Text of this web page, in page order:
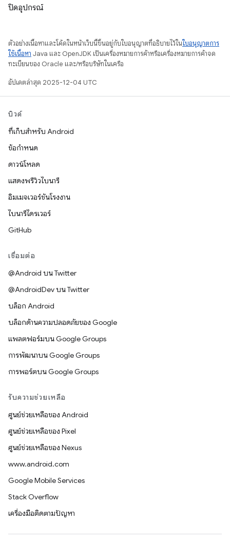
ปิดอุปกรณ์
ตัวอย่างเนื้อหาและโค้ดในหน้าเว็บนี้ขึ้นอยู่กับใบอนุญาตที่อธิบายไว้ในใบอนุญาตการ
ใช้เนื้อหา Java และ OpenJDK เป็นเครื่องหมายการค้าหรือเครื่องหมายการค้าจด
ทะเบียนของ Oracle และ/หรือบริษัทในเครือ
อัปเดตล่าสุด 2025-12-04 UTC
บิวด์
ที่เก็บสำหรับ Android
ข้อกำหนด
ดาวน์โหลด
แสดงพรีวิวไบนารี
อิมเมจเวอร์ชันโรงงาน
ไบนารีไดรเวอร์
GitHub
เชื่อมต่อ
@Android บน Twitter
@AndroidDev บน Twitter
บล็อก Android
บล็อกด้านความปลอดภัยของ Google
แพลตฟอร์มบน Google Groups
การพัฒนาบน Google Groups
การพอร์ตบน Google Groups
รับความช่วยเหลือ
ศูนย์ช่วยเหลือของ Android
ศูนย์ช่วยเหลือของ Pixel
ศูนย์ช่วยเหลือของ Nexus
www.android.com
Google Mobile Services
Stack Overflow
เครื่องมือติดตามปัญหา